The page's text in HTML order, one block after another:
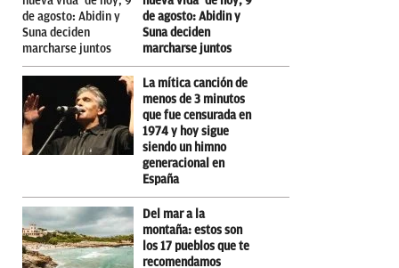
de agosto: Abidin y
Suna deciden
marcharse juntos
La mítica canción de
menos de 3 minutos
que fue censurada en
1974 y hoy sigue
siendo un himno
generacional en
España
Del mar a la
montaña: estos son
los 17 pueblos que te
recomendamos